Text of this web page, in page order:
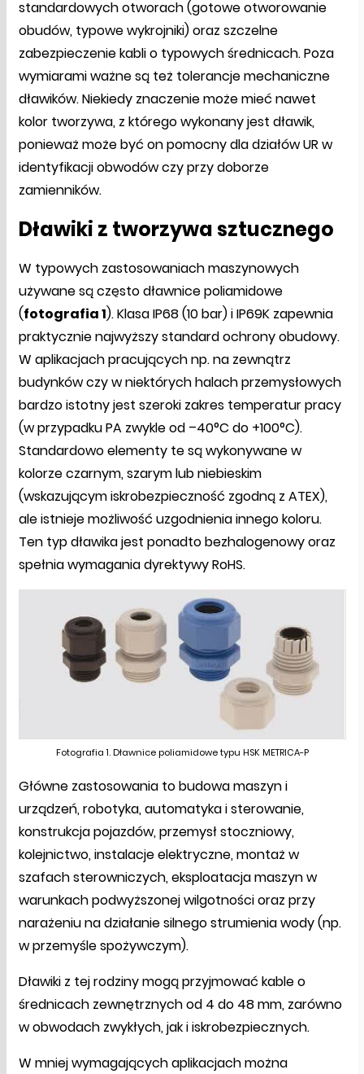
standardowych otworach (gotowe otworowanie
obudów, typowe wykrojniki) oraz szczelne
zabezpieczenie kabli o typowych średnicach. Poza
wymiarami ważne są też tolerancje mechaniczne
dławików. Niekiedy znaczenie może mieć nawet
kolor tworzywa, z którego wykonany jest dławik,
ponieważ może być on pomocny dla działów UR w
identyfikacji obwodów czy przy doborze
zamienników.
Dławiki z tworzywa sztucznego
W typowych zastosowaniach maszynowych
używane są często dławnice poliamidowe
(fotografia 1). Klasa IP68 (10 bar) i IP69K zapewnia
praktycznie najwyższy standard ochrony obudowy.
W aplikacjach pracujących np. na zewnątrz
budynków czy w niektórych halach przemysłowych
bardzo istotny jest szeroki zakres temperatur pracy
(w przypadku PA zwykle od –40°C do +100°C).
Standardowo elementy te są wykonywane w
kolorze czarnym, szarym lub niebieskim
(wskazującym iskrobezpieczność zgodną z ATEX),
ale istnieje możliwość uzgodnienia innego koloru.
Ten typ dławika jest ponadto bezhalogenowy oraz
spełnia wymagania dyrektywy RoHS.
Fotografia 1. Dławnice poliamidowe typu HSK METRICA-P
Główne zastosowania to budowa maszyn i
urządzeń, robotyka, automatyka i sterowanie,
konstrukcja pojazdów, przemysł stoczniowy,
kolejnictwo, instalacje elektryczne, montaż w
szafach sterowniczych, eksploatacja maszyn w
warunkach podwyższonej wilgotności oraz przy
narażeniu na działanie silnego strumienia wody (np.
w przemyśle spożywczym).
Dławiki z tej rodziny mogą przyjmować kable o
średnicach zewnętrznych od 4 do 48 mm, zarówno
w obwodach zwykłych, jak i iskrobezpiecznych.
W mniej wymagających aplikacjach można